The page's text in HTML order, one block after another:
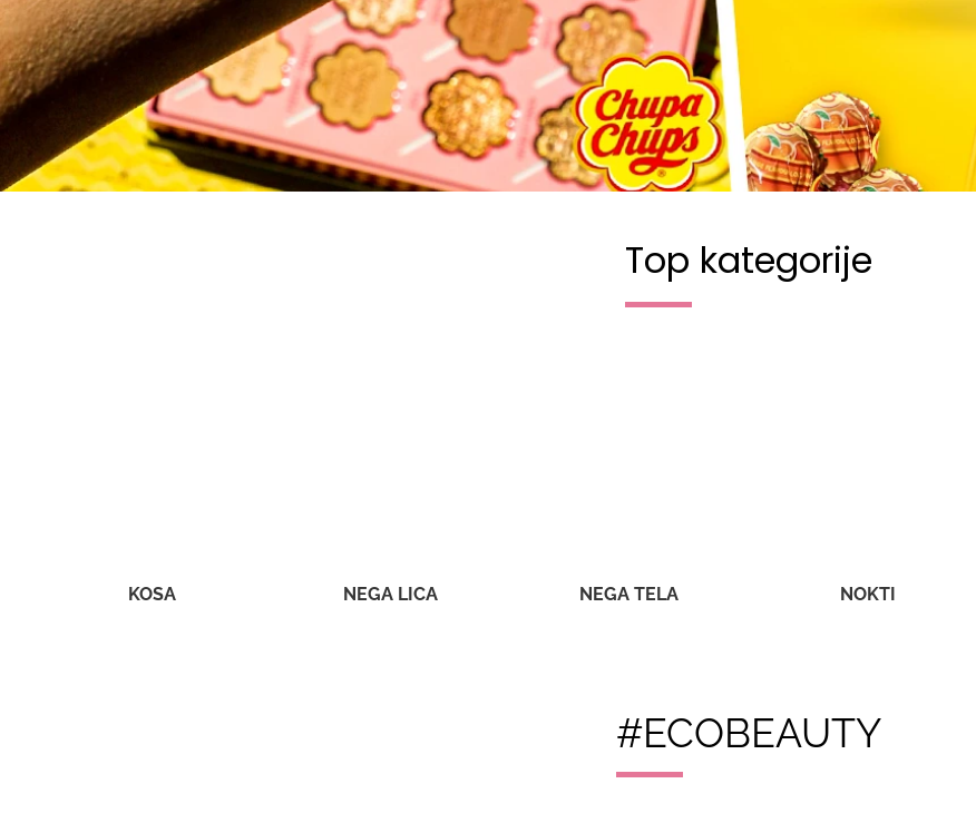
Top kategorije
KOSA NEGA LICA NEGA TELA NOKTI
#ECOBEAUTY